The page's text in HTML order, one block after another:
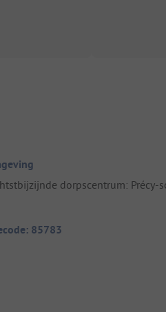
dorpscentrum: Précy-
85783